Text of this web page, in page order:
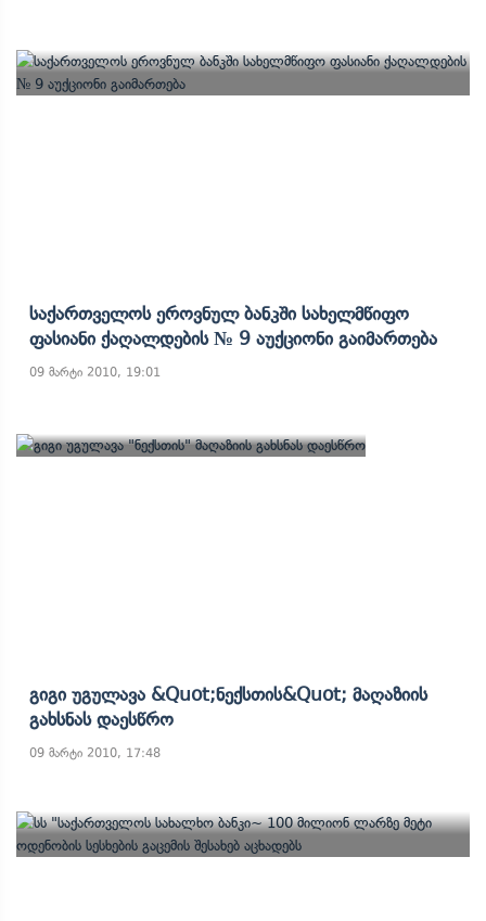
Საქართველოს Ეროვნულ Ბანკში Სახელმწიფო
Ფასიანი Ქაღალდების № 9 Აუქციონი Გაიმართება
09 მარტი 2010, 19:01
Გიგი Უგულავა &quot;ნექსთის&quot; Მაღაზიის
Გახსნას Დაესწრო
09 მარტი 2010, 17:48